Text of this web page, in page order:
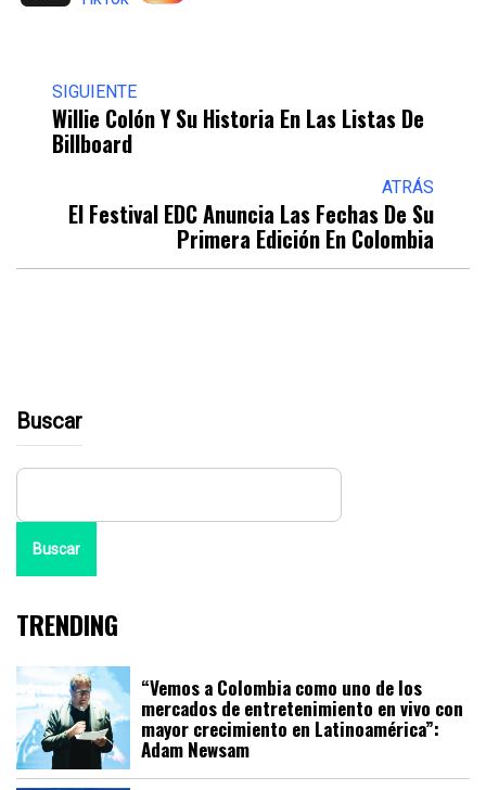
SIGUIENTE
Willie Colón Y Su Historia En Las Listas De
Billboard
ATRÁS
El Festival EDC Anuncia Las Fechas De Su
Primera Edición En Colombia
Buscar
Buscar
TRENDING
“Vemos a Colombia como uno de los
mercados de entretenimiento en vivo con
mayor crecimiento en Latinoamérica”:
Adam Newsam